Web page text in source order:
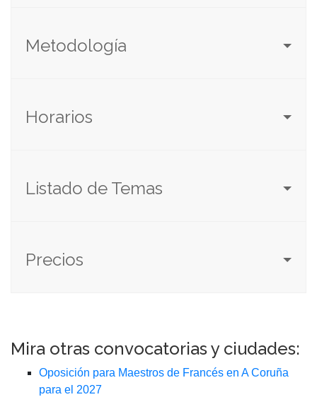
Metodología
Horarios
Listado de Temas
Precios
Mira otras convocatorias y ciudades:
Oposición para Maestros de Francés en A Coruña
para el 2027